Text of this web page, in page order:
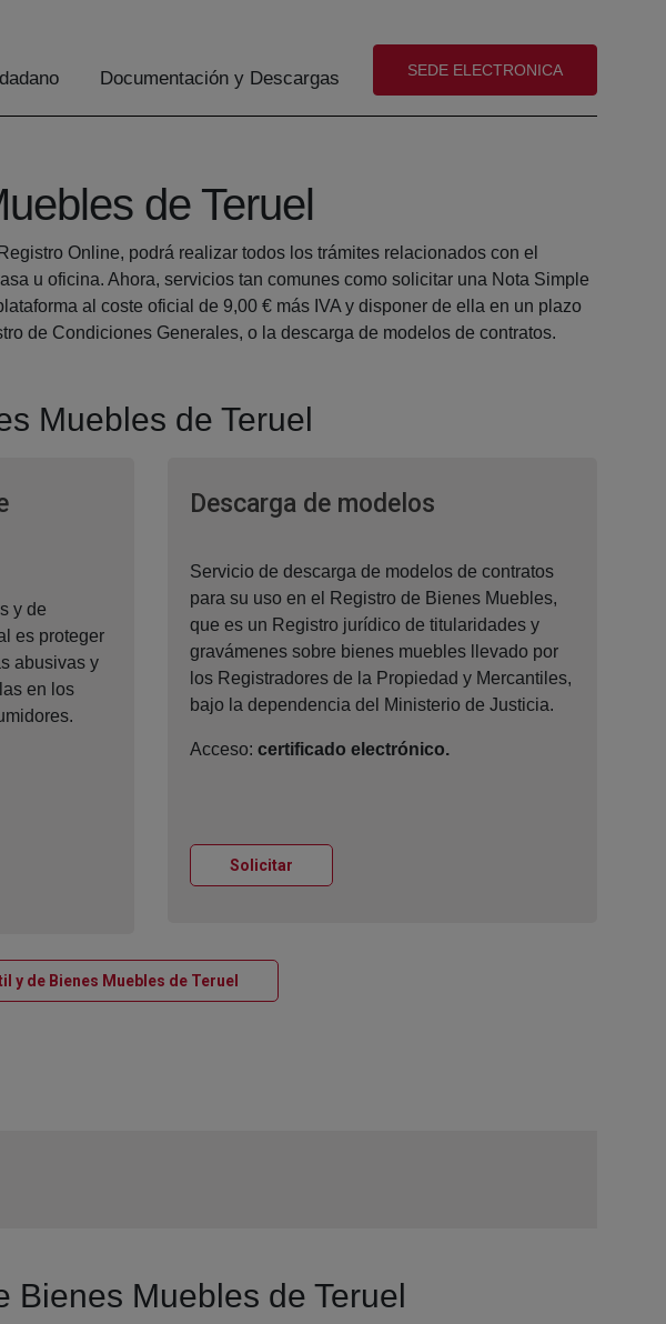
Documentación y Descargas (abre en nueva ventana)
SEDE ELECTRONICA
de Teruel
Online, podrá realizar todos los trámites relacionados con el
u oficina. Ahora, servicios tan comunes como solicitar una Nota Simple
al coste oficial de 9,00 € más IVA y disponer de ella en un plazo
de Condiciones Generales, o la descarga de modelos de contratos.
Muebles de Teruel
nueva
y de
es proteger
abusivas y
en los
Descarga de modelos
Servicio de descarga de modelos de contratos
para su uso en el Registro de Bienes Muebles,
que es un Registro jurídico de titularidades y
gravámenes sobre bienes muebles llevado por
los Registradores de la Propiedad y Mercantiles,
bajo la dependencia del Ministerio de Justicia.
Acceso:certificado electrónico.
Solicitar
de Bienes Muebles de Teruel
Muebles de Teruel